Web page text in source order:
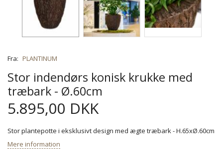
Fra: PLANTINUM
Stor indendørs konisk krukke med
træbark - Ø.60cm
5.895,00 DKK
Stor plantepotte i eksklusivt design med ægte træbark - H.65xØ.60cm
Mere information